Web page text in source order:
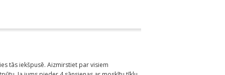
tās iekšpusē. Aizmirstiet par visiem